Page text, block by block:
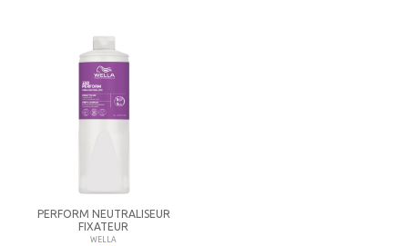
PERFORM NEUTRALISEUR
FIXATEUR
WELLA